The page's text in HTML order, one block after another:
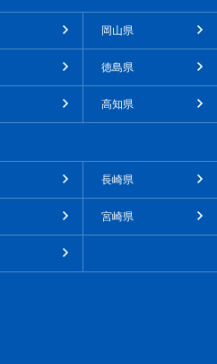
岡山県
徳島県
高知県
長崎県
宮崎県